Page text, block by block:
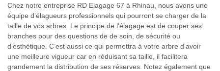
Chez notre entreprise RD Elagage 67 à Rhinau, nous avons une
équipe d’élagueurs professionnels qui pourront se charger de la
taille de vos arbres. Le principe de l’élagage est de couper ses
branches pour des questions de de soin, de sécurité ou
d’esthétique. C’est aussi ce qui permettra à votre arbre d’avoir
une meilleure vigueur car en réduisant sa taille, il facilitera
grandement la distribution de ses réserves. Notez également que